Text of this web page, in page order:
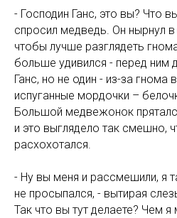
- Господин Ганс, это вы? Что
спросил медведь. Он нырнул в
чтобы лучше разглядеть
больше удивился - перед ним
Ганс, но не один - из-за гнома
испуганные мордочки –
Большой медвежонок
и это выглядело так смешно,
расхохотался.
- Ну вы меня и рассмешили, я
не просыпался, - вытирая
Так что вы тут делаете? Чем